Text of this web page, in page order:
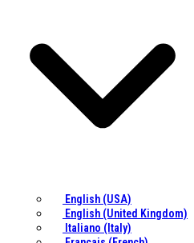
English (USA)
English (United Kingdom)
Italiano (Italy)